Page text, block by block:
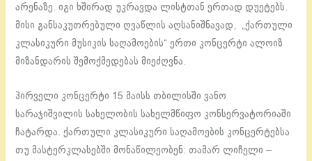
არენაზე. იგი ხშირად უკრავდა ლისტთან ერთად დუეტებს.
მისი განსაკუთრებული ღვაწლის აღსანიშნავად, „ქართული
კლასიკური მუსიკის საღამოების“ ერთი კონცერტი ალოიზ
მიზანდარის შემოქმედებას მიეძღვნა.
პირველი კონცერტი 15 მაისს თბილისში ვანო
სარაჯიშვილის სახელობის სახელმწიფო კონსერვატორიაში
ჩატარდა. ქართული კლასიკური საღამოების კონცერტებსა
თუ მასტერკლასებში მონაწილეობენ: თამარ ლიჩელი –